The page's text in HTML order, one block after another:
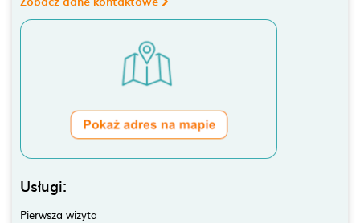
Usługi:
Pierwsza wizyta